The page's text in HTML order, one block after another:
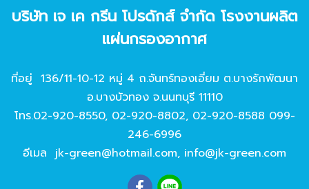
บริษัท เจ เค กรีน โปรดักส์ จํากัด โรงงานผลิต
แผ่นกรองอากาศ
ที่อยู่ 136/11-10-12 หมู่ 4 ถ.จันทร์ทองเอี่ยม ต.บางรักพัฒนา
อ.บางบัวทอง จ.นนทบุรี 11110
โทร.02-920-8550, 02-920-8802, 02-920-8588 099-
246-6996
อีเมล jk-green@hotmail.com, info@jk-green.com